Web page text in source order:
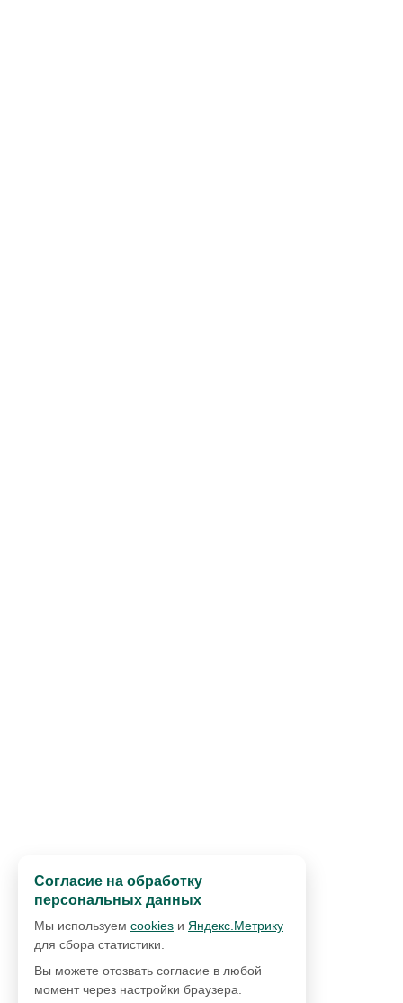
Согласие на обработку
персональных данных
Мы используем cookies и Яндекс.Метрику
для сбора статистики.
Вы можете отозвать согласие в любой
момент через настройки браузера.